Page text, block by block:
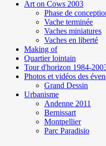
Art on Cows 2003
Phase de
Vache terminée
Vaches miniatures
Vaches en liberté
Making of
Quartier lointain
Tour d'horizon 1984-
Photos et vidéos des
Grand Dessin
Urbanisme
Andenne 2011
Bernissart
Montpellier
Parc Paradisio